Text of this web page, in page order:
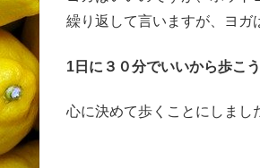
繰り返して言いますが、ヨガ
1日に３０分でいいから歩こう
心に決めて歩くことにしまし